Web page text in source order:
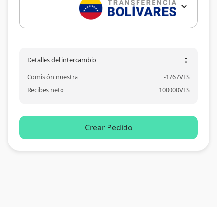
expand_more
Detalles del intercambio unfold_more
Comisión nuestra -1767VES
Recibes neto
100000VES
Crear Pedido